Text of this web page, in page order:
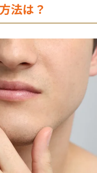
法は？